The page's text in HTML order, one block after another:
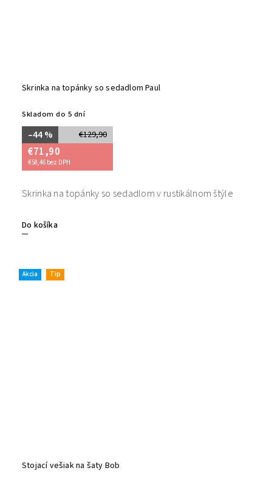
Skrinka na topánky so sedadlom Paul
Skladom do 5 dní
€129,90
–44 %
€71,90
€58,46 bez DPH
Do košíka
Skrinka na topánky so sedadlom v rustikálnom štýle
Akcia Tip
Stojací vešiak na šaty Bob